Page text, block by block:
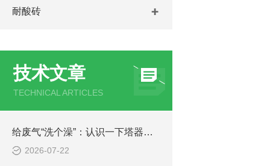
耐酸砖
技术文章
TECHNICAL ARTICLES
给废气“洗个澡”：认识一下塔器里的“塑料立交桥”
2026-07-22